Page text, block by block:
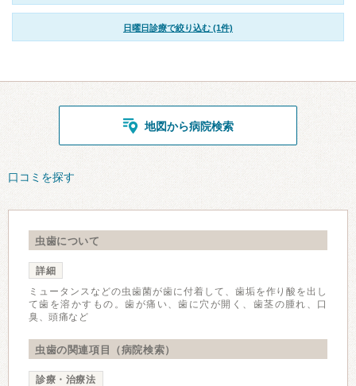
日曜日診療で絞り込む (1件)
地図から病院検索
口コミを探す
虫歯について
詳細
ミュータンスなどの虫歯菌が歯に付着して、歯垢を作り酸を出し
て歯を溶かすもの。歯が痛い、歯に穴が開く、歯茎の腫れ、口
臭、頭痛など
虫歯の関連項目（病院検索）
診療・治療法